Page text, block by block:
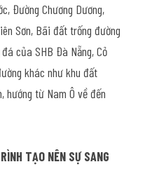
Đường Chương Dương,
Sơn, Bãi đất trống đường
của SHB Đà Nẵng, Cỏ
khác như khu đất
hướng từ Nam Ô về đến
TẠO NÊN SỰ SANG